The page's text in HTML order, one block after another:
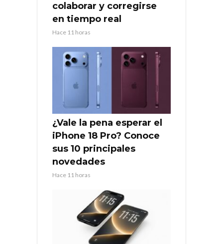
colaborar y corregirse
en tiempo real
Hace 11 horas
¿Vale la pena esperar el
iPhone 18 Pro? Conoce
sus 10 principales
novedades
Hace 11 horas